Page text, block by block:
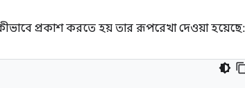
প্রকাশ করতে হয় তার রূপরেখা দেওয়া হয়েছে: